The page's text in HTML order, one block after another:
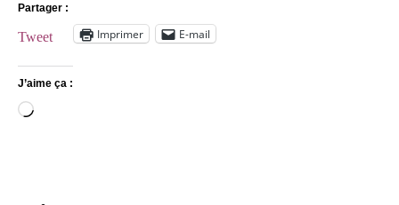
Partager :
Tweet Imprimer E-mail
J’aime ça :
Chargement…